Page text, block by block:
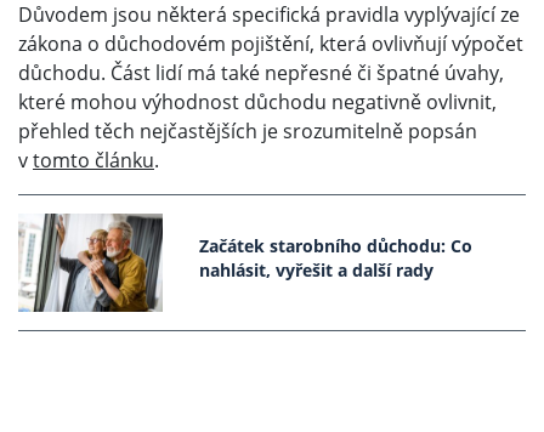
Důvodem jsou některá specifická pravidla vyplývající ze
zákona o důchodovém pojištění, která ovlivňují výpočet
důchodu. Část lidí má také nepřesné či špatné úvahy,
které mohou výhodnost důchodu negativně ovlivnit,
přehled těch nejčastějších je srozumitelně popsán
vtomto článku.
Začátek starobního důchodu: Co
nahlásit, vyřešit a další rady